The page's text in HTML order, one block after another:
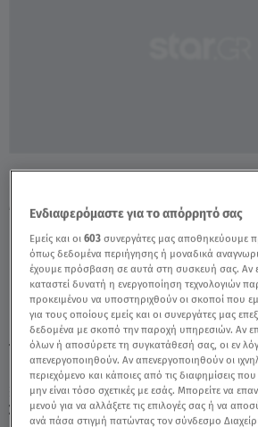
Σάββατο 8 Αυγούστου 2026
Μετά Τον Γάμο Του - Video
TAGS: ΑΛΗΘΕΙΕΣ ΜΕ ΤΗ ΖΗΝΑ
Ενδιαφερόμαστε για το απόρρητό σας
Εμείς και οι603 συνεργάτες μας αποθηκεύουμε
όπως δεδομένα περιήγησης ή μοναδικά
έχουμε πρόσβαση σε αυτά στη συσκευή σας. Αν
καταστεί δυνατή η ενεργοποίηση τεχνολογιών
προκειμένου να υποστηριχθούν οι σκοποί που
για τους οποίους εμείς και οι συνεργάτες μας
δεδομένα με σκοπό την παροχή υπηρεσιών. Αν
όλων ή αποσύρετε τη συγκατάθεσή σας, οι εν
απενεργοποιηθούν. Αν απενεργοποιηθούν οι
περιεχόμενο και κάποιες από τις διαφημίσεις που
μην είναι τόσο σχετικές με εσάς. Μπορείτε να
μενού για να αλλάξετε τις επιλογές σας ή να
ανά πάσα στιγμή πατώντας τον σύνδεσμο